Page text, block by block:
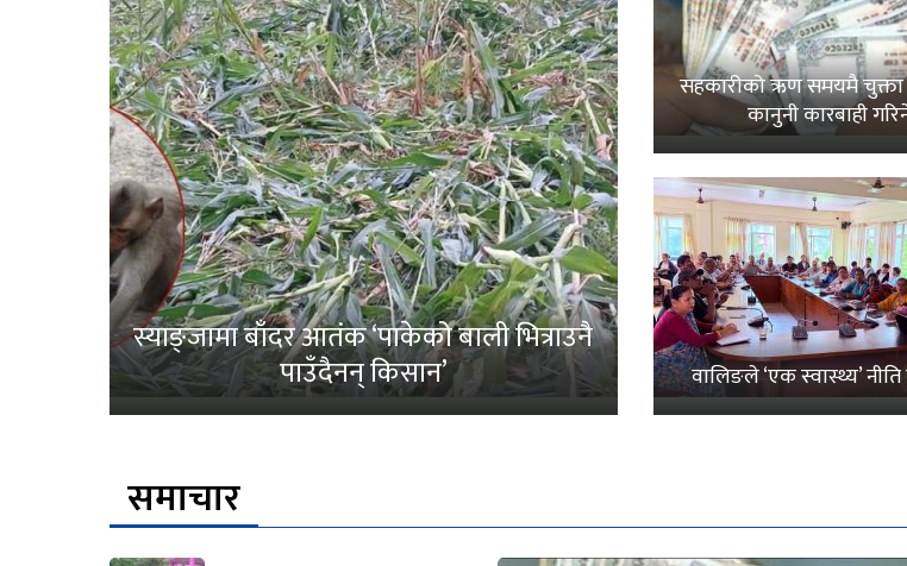
स्याङ्जामा बाँदर आतंक ‘पाकेको बाली भित्राउनै
पाउँदैनन् किसान’
सहकारीको ऋण समयमै
कानुनी कारबाही
वालिङले ‘एक स्वास्थ्य’
समाचार